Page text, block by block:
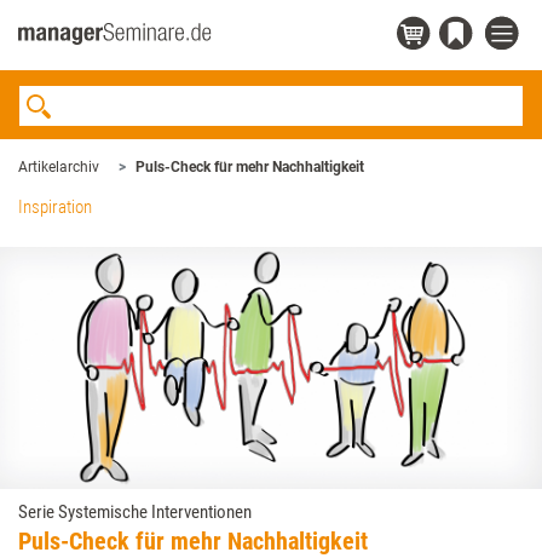
Artikelarchiv Puls-Check für mehr Nachhaltigkeit
Inspiration
Serie Systemische Interventionen
Puls-Check für mehr Nachhaltigkeit